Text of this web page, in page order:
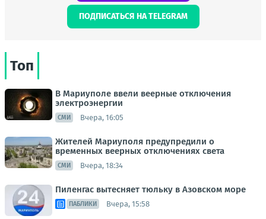
ПОДПИСАТЬСЯ НА TELEGRAM
Топ
В Мариуполе ввели веерные отключения
электроэнергии
СМИ Вчера, 16:05
Жителей Мариуполя предупредили о
временных веерных отключениях света
СМИ Вчера, 18:34
Пиленгас вытесняет тюльку в Азовском море
ПАБЛИКИ Вчера, 15:58